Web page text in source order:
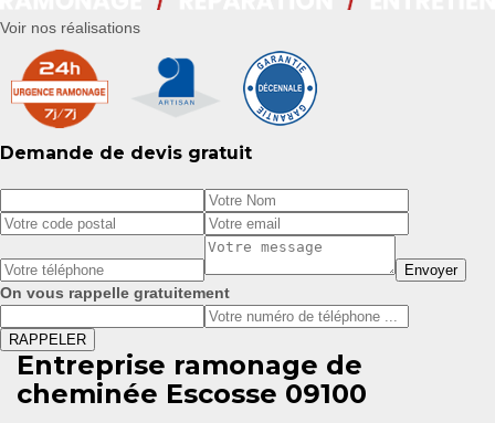
Voir nos réalisations
Demande de devis gratuit
On vous rappelle gratuitement
Entreprise ramonage de
cheminée Escosse 09100